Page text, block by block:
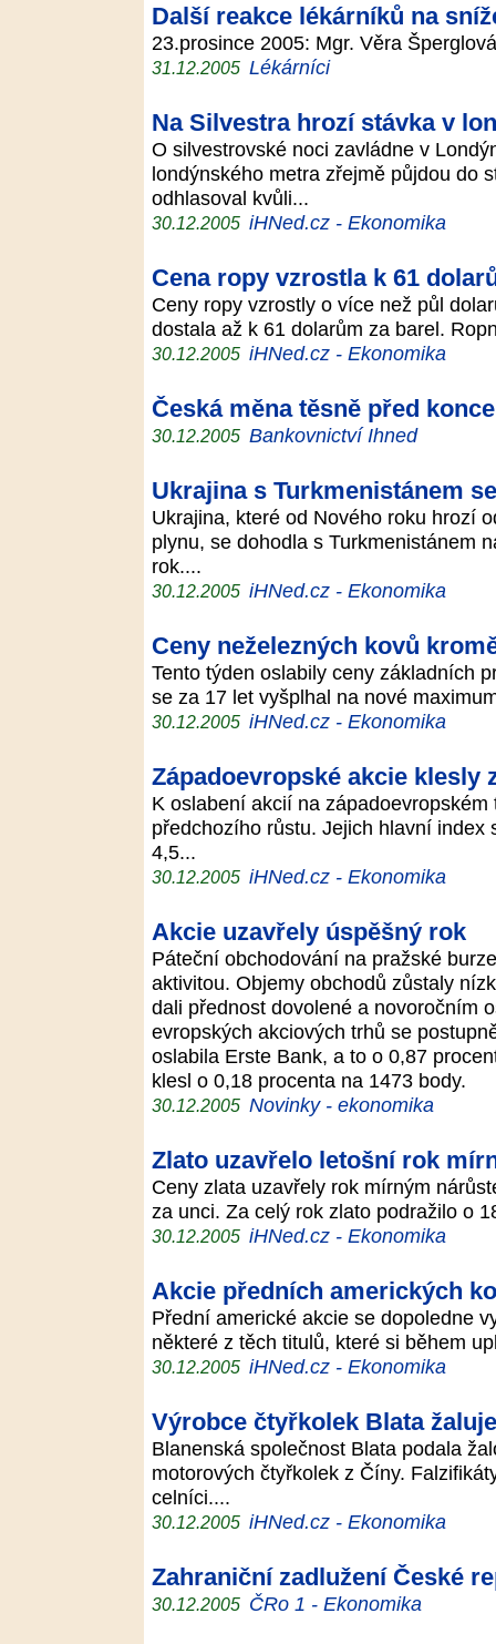
Další reakce lékárníků na
23.prosince 2005: Mgr. Věra
31.12.2005 Lékárníci
Na Silvestra hrozí stávka v
O silvestrovské noci zavládne v
londýnského metra zřejmě půjdou do
odhlasoval kvůli...
30.12.2005 iHNed.cz - Ekonomika
Cena ropy vzrostla k 61
Ceny ropy vzrostly o více než půl
dostala až k 61 dolarům za barel.
30.12.2005 iHNed.cz - Ekonomika
Česká měna těsně před
30.12.2005 Bankovnictví Ihned
Ukrajina s Turkmenistánem
Ukrajina, které od Nového roku hrozí
plynu, se dohodla s Turkmenistánem
rok....
30.12.2005 iHNed.cz - Ekonomika
Ceny neželezných kovů
Tento týden oslabily ceny základních
se za 17 let vyšplhal na nové
30.12.2005 iHNed.cz - Ekonomika
Západoevropské akcie klesly
K oslabení akcií na
předchozího růstu. Jejich hlavní
4,5...
30.12.2005 iHNed.cz - Ekonomika
Akcie uzavřely úspěšný rok
Páteční obchodování na pražské
aktivitou. Objemy obchodů zůstaly
dali přednost dovolené a novoročním
evropských akciových trhů se
oslabila Erste Bank, a to o 0,87
klesl o 0,18 procenta na 1473 body.
30.12.2005 Novinky - ekonomika
Zlato uzavřelo letošní rok
Ceny zlata uzavřely rok mírným
za unci. Za celý rok zlato podražilo o
30.12.2005 iHNed.cz - Ekonomika
Akcie předních amerických
Přední americké akcie se dopoledne
některé z těch titulů, které si během
30.12.2005 iHNed.cz - Ekonomika
Výrobce čtyřkolek Blata
Blanenská společnost Blata podala
motorových čtyřkolek z Číny.
celníci....
30.12.2005 iHNed.cz - Ekonomika
Zahraniční zadlužení České
30.12.2005 ČRo 1 - Ekonomika